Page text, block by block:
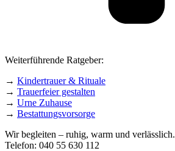
Weiterführende Ratgeber:
→ Kindertrauer & Rituale
→ Trauerfeier gestalten
→ Urne Zuhause
→ Bestattungsvorsorge
Wir begleiten – ruhig, warm und verlässlich.
Telefon: 040 55 630 112